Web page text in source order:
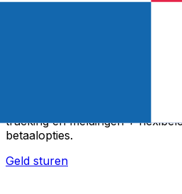
Xe Internationale
tracking en meldingen +
betaalopties.
Geld sturen